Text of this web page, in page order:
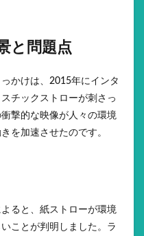
と問題点
かけは、2015年にインタ
チックストローが刺さっ
撃的な映像が人々の環境
を加速させたのです。
ると、紙ストローが環境
ことが判明しました。ラ